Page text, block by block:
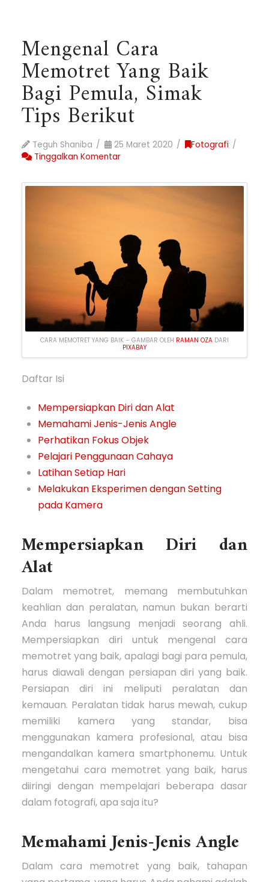
Mengenal Cara
Memotret Yang Baik
Bagi Pemula, Simak
Tips Berikut
Teguh Shaniba 25 Maret 2020
Fotografi
Tinggalkan Komentar
CARA MEMOTRET YANG BAIK – GAMBAR OLEH RAMAN OZA DARI
PIXABAY
Daftar Isi
Mempersiapkan Diri dan Alat
Memahami Jenis-Jenis Angle
Perhatikan Fokus Objek
Pelajari Penggunaan Cahaya
Latihan Setiap Hari
Melakukan Eksperimen dengan Setting
pada Kamera
Mempersiapkan Diri dan
Alat
Dalam memotret, memang membutuhkan
keahlian dan peralatan, namun bukan berarti
Anda harus langsung menjadi seorang ahli.
Mempersiapkan diri untuk mengenal cara
memotret yang baik, apalagi bagi para pemula,
harus diawali dengan persiapan diri yang baik.
Persiapan diri ini meliputi peralatan dan
kemauan. Peralatan tidak harus mewah, cukup
memiliki kamera yang standar, bisa
menggunakan kamera profesional, atau bisa
mengandalkan kamera smartphonemu. Untuk
mengetahui cara memotret yang baik, harus
diiringi dengan mempelajari beberapa dasar
dalam fotografi, apa saja itu?
Memahami Jenis-Jenis Angle
Dalam cara memotret yang baik, tahapan